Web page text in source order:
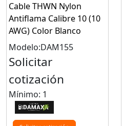
Cable THWN Nylon
Antiflama Calibre 10 (10
AWG) Color Blanco
Modelo:DAM155
Solicitar
cotización
Mínimo: 1